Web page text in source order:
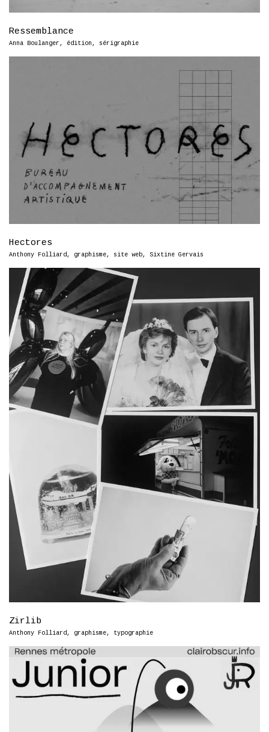
Ressemblance
Anna Boulanger, édition, sérigraphie
Hectores
Anthony Folliard, graphisme, site web, Sixtine Gervais
Zirlib
Anthony Folliard, graphisme, typographie